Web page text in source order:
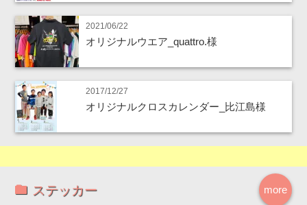
2021/06/22
オリジナルウエア_quattro.様
2017/12/27
オリジナルクロスカレンダー_比江島様
more
ステッカー